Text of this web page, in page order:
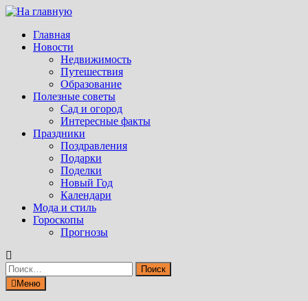
Перейти
содержимому
Главная
Новости
Недвижимость
Путешествия
Образование
Полезные советы
Сад и огород
Интересные факты
Праздники
Поздравления
Подарки
Поделки
Новый Год
Календари
Мода и стиль
Гороскопы
Прогнозы
Найти:
Меню